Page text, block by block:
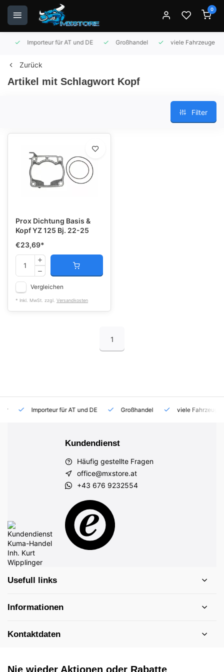
0
Importeur für AT und DE Großhandel viele Fahrzeuge auf
Zurück
Artikel mit Schlagwort Kopf
Filter
Prox Dichtung Basis &
Kopf YZ 125 Bj. 22-25
€23,69*
Vergleichen
* Inkl. MwSt. zzgl. Versandkosten
1
Importeur für AT und DE Großhandel viele Fahrzeuge auf
Kundendienst
Häufig gestellte Fragen
office@mxstore.at
+43 676 9232554
Usefull links
Informationen
Kontaktdaten
Nie wieder Aktionen oder Rabatte